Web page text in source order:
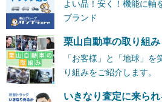
よい品！安く！機能に軸
ブランド
栗山自動車の取り組み
「お客様」と「地球」
り組みをご紹介します。
いきなり査定に来ら